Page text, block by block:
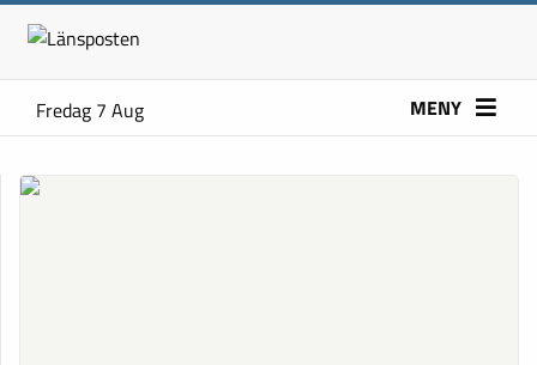
Fredag 7 Aug MENY